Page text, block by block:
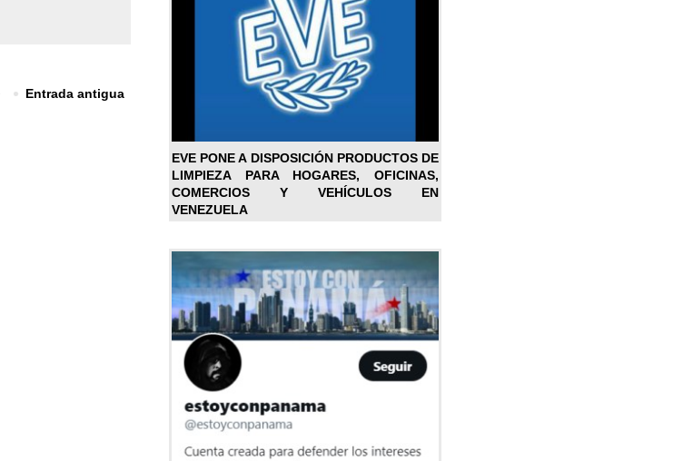
Entrada antigua
EVE PONE A DISPOSICIÓN PRODUCTOS DE
LIMPIEZA PARA HOGARES, OFICINAS,
COMERCIOS Y VEHÍCULOS EN
VENEZUELA